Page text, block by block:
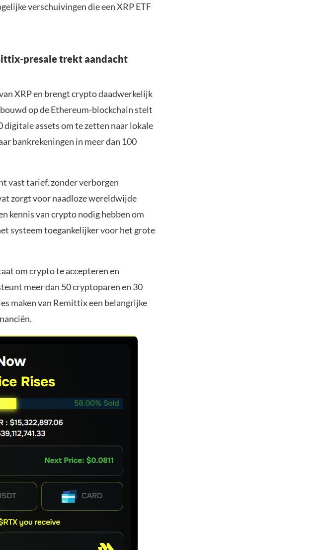
verschuivingen die een XRP ETF
presale trekt aandacht
XRP en brengt crypto daadwerkelijk
op de Ethereum-blockchain stelt
assets om te zetten naar lokale
bankrekeningen in meer dan 100
vast tarief, zonder verborgen
zorgt voor naadloze wereldwijde
kennis van crypto nodig hebben om
systeem toegankelijker voor het grote
om crypto te accepteren en
meer dan 50 cryptoparen en 30
maken van Remittix een belangrijke